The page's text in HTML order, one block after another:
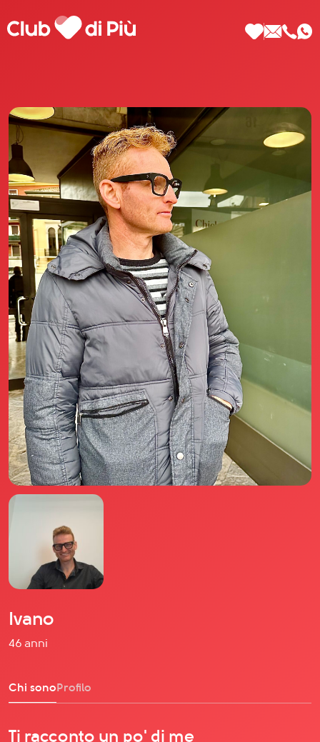
Scopri Club di Più
Le testimonianze Club di Più
La fondatrice Valeria Pilla
Annunci Donne
Agenzia matrimoniale Club di Più
Love Notebook
Il libro Donna di Cuori
Quanto costa Club di Più
Love Academy
Domande Frequenti
Impegno Sociale
Le nostre sedi
Facebook
YouTube
TikTok
Ivano
46 anni
Chi sonoProfilo
Ti racconto un po' di me